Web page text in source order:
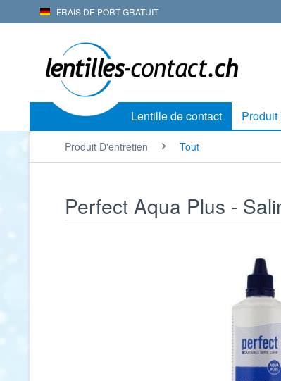
FRAIS DE PORT GRATUIT
Lentille de contact Produit
Produit D'entretien Tout
Perfect Aqua Plus -